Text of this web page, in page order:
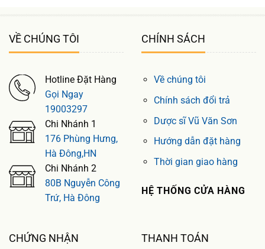
VỀ CHÚNG TÔI
Hotline Đặt Hàng
Gọi Ngay
19003297
Chi Nhánh 1
176 Phùng Hưng,
Hà Đông,HN
Chi Nhánh 2
80B Nguyễn Công
Trứ, Hà Đông
CHÍNH SÁCH
Về chúng tôi
Chính sách đổi trả
Dược sĩ Vũ Văn Sơn
Hướng dẫn đặt hàng
Thời gian giao hàng
HỆ THỐNG CỬA HÀNG
CHỨNG NHẬN THANH TOÁN